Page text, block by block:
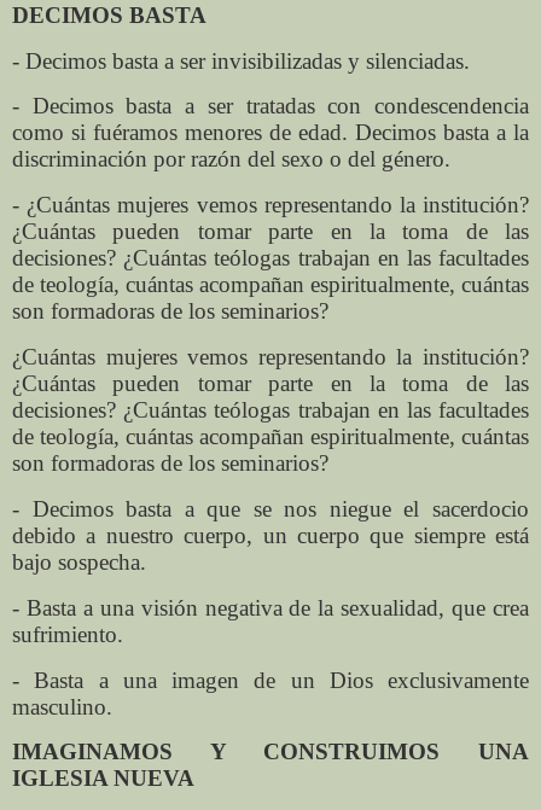
DECIMOS BASTA
- Decimos basta a ser invisibilizadas y silenciadas.
- Decimos basta a ser tratadas con condescendencia
como si fuéramos menores de edad. Decimos basta a la
discriminación por razón del sexo o del género.
- ¿Cuántas mujeres vemos representando la institución?
¿Cuántas pueden tomar parte en la toma de las
decisiones? ¿Cuántas teólogas trabajan en las facultades
de teología, cuántas acompañan espiritualmente, cuántas
son formadoras de los seminarios?
¿Cuántas mujeres vemos representando la institución?
¿Cuántas pueden tomar parte en la toma de las
decisiones? ¿Cuántas teólogas trabajan en las facultades
de teología, cuántas acompañan espiritualmente, cuántas
son formadoras de los seminarios?
- Decimos basta a que se nos niegue el sacerdocio
debido a nuestro cuerpo, un cuerpo que siempre está
bajo sospecha.
- Basta a una visión negativa de la sexualidad, que crea
sufrimiento.
- Basta a una imagen de un Dios exclusivamente
masculino.
IMAGINAMOS Y CONSTRUIMOS UNA
IGLESIA NUEVA